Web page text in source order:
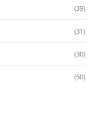
(39)
(31)
(30)
(50)